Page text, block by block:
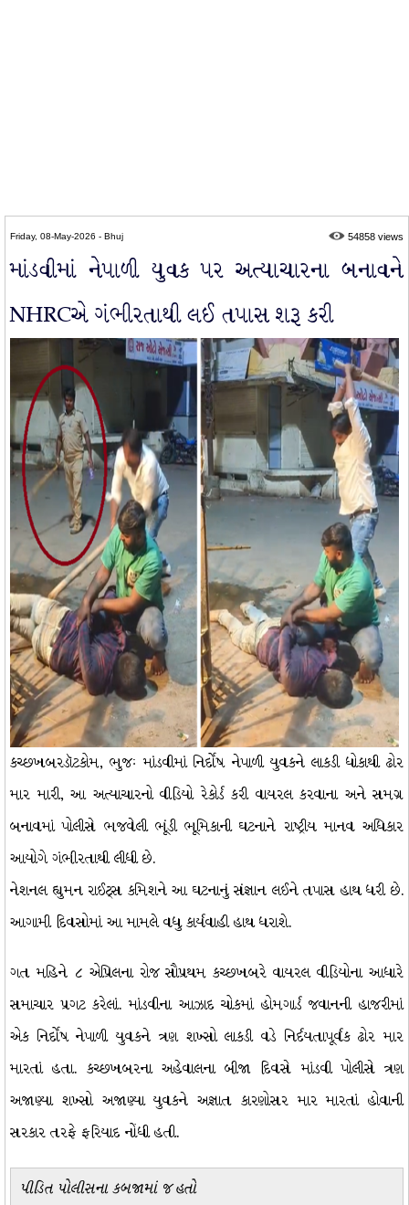
Friday, 08-May-2026 - Bhuj 54858 views
માંડવીમાં નેપાળી યુવક પર અત્યાચારના બનાવને
NHRCએ ગંભીરતાથી લઈ તપાસ શરૂ કરી
કચ્છખબરડૉટકોમ, ભુજઃ માંડવીમાં નિર્દોષ નેપાળી યુવકને લાકડી ધોકાથી ઢોર
માર મારી, આ અત્યાચારનો વીડિયો રેકોર્ડ કરી વાયરલ કરવાના અને સમગ્ર
બનાવમાં પોલીસે ભજવેલી ભૂંડી ભૂમિકાની ઘટનાને રાષ્ટ્રીય માનવ અધિકાર
આયોગે ગંભીરતાથી લીધી છે.
નેશનલ હ્યુમન રાઈટ્સ કમિશને આ ઘટનાનું સંજ્ઞાન લઈને તપાસ હાથ ધરી છે.
આગામી દિવસોમાં આ મામલે વધુ કાર્યવાહી હાથ ધરાશે.
ગત મહિને ૮ એપ્રિલના રોજ સૌપ્રથમ કચ્છખબરે વાયરલ વીડિયોના આધારે
સમાચાર પ્રગટ કરેલાં. માંડવીના આઝાદ ચોકમાં હોમગાર્ડ જવાનની હાજરીમાં
એક નિર્દોષ નેપાળી યુવકને ત્રણ શખ્સો લાકડી વડે નિર્દયતાપૂર્વક ઢોર માર
મારતાં હતા. કચ્છખબરના અહેવાલના બીજા દિવસે માંડવી પોલીસે ત્રણ
અજાણ્યા શખ્સો અજાણ્યા યુવકને અજ્ઞાત કારણોસર માર મારતાં હોવાની
સરકાર તરફે ફરિયાદ નોંધી હતી.
પીડિત પોલીસના કબજામાં જ હતો